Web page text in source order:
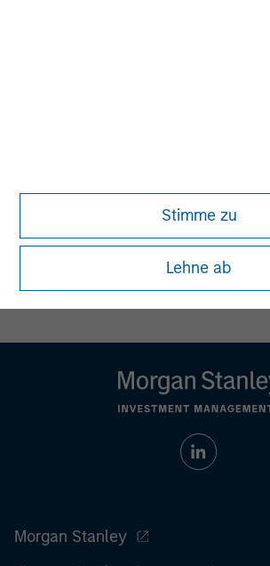
Stimme zu
Lehne ab
Morgan Stanley